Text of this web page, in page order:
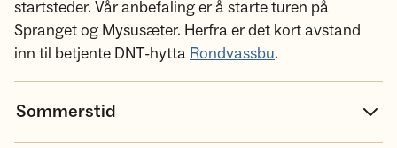
startsteder. Vår anbefaling er å starte turen på
Spranget og Mysusæter. Herfra er det kort avstand
inn til betjente DNT-hytta Rondvassbu.
Sommerstid